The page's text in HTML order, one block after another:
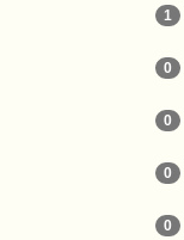
1
0
0
0
0